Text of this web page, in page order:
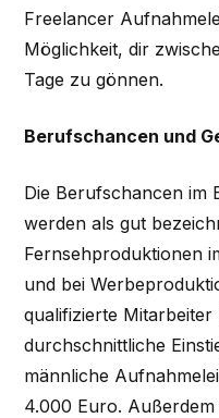
Freelancer
Möglichkeit, dir
Tage zu gönnen.
Berufschancen und
Die Berufschancen im
werden als gut
Fernsehproduktionen
und bei
qualifizierte Mitarbeiter
durchschnittliche
männliche
4.000 Euro.